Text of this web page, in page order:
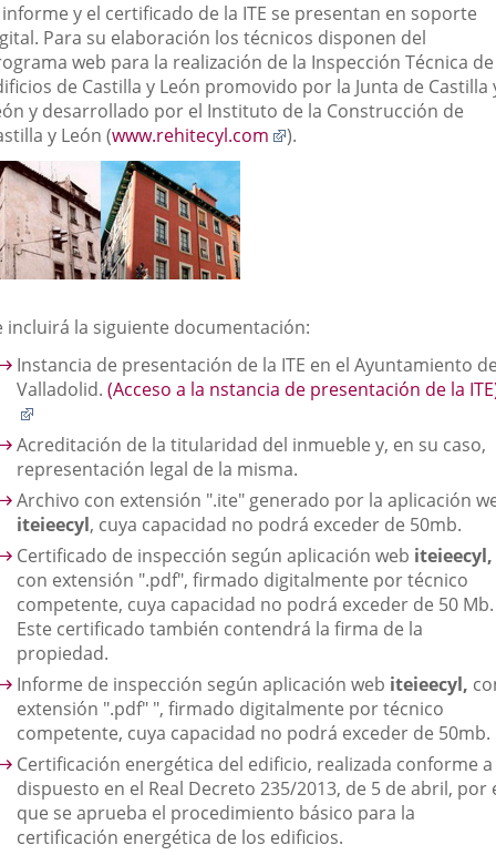
una
aplicación
externa.
informe y el certificado de la ITE se presentan en soporte
Para su elaboración los técnicos disponen del
web para la realización de la Inspección Técnica de
de Castilla y León promovido por la Junta de Castilla
y desarrollado por el Instituto de la Construcción de
y León (www.rehitecyl.com
Enlace
).
incluirá la siguiente documentación:
Instancia de presentación de la ITE en el Ayuntamiento
Valladolid. (Acceso a la nstancia de presentación de la
a
una
aplicación
externa.
Acreditación de la titularidad del inmueble y, en su caso,
representación legal de la misma.
Archivo con extensión ".ite" generado por la aplicación
iteieecyl, cuya capacidad no podrá exceder de 50mb.
Certificado de inspección según aplicación web iteieecyl,
con extensión ".pdf", firmado digitalmente por técnico
competente, cuya capacidad no podrá exceder de 50 Mb.
Este certificado también contendrá la firma de la
propiedad.
Informe de inspección según aplicación web iteieecyl,
extensión ".pdf" ", firmado digitalmente por técnico
competente, cuya capacidad no podrá exceder de 50mb.
Certificación energética del edificio, realizada conforme
dispuesto en el Real Decreto 235/2013, de 5 de abril, por
que se aprueba el procedimiento básico para la
certificación energética de los edificios.